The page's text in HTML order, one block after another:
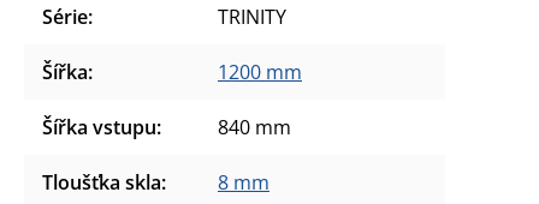
Série: TRINITY
Šířka: 1200 mm
Šířka vstupu: 840 mm
Tloušťka skla: 8 mm